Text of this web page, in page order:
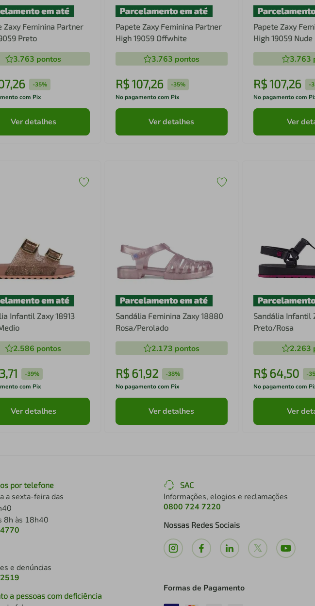
Zaxy Feminina Partner
Preto
3.763 pontos
,26 -35%
com Pix
Ver detalhes
Papete Zaxy Feminina Partner
High 19059 Offwhite
3.763 pontos
R$107,26 -35%
No pagamento com Pix
Ver detalhes
Papete Zaxy
High 19059 Nude
3.763
R$107,26 -
No pagamento com
Ver
Infantil Zaxy 18913
2.586 pontos
,71 -39%
com Pix
Ver detalhes
Sandália Feminina Zaxy 18880
Rosa/Perolado
2.173 pontos
R$ 61,92 -38%
No pagamento com Pix
Ver detalhes
Sandália Infantil
Preto/Rosa
2.263
R$64,50 -
No pagamento com
Ver
por telefone
a sexta-feira das
8h às 18h40
e denúncias
a pessoas com deficiência
SAC
Informações, elogios e reclamações
0800 724 7220
Nossas Redes Sociais
Formas de Pagamento